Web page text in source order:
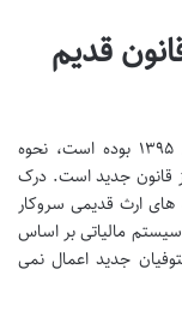
قدیم
برای متوفیانی که تاریخ فوت آن ها پیش از سال ۱۳۹۵ بوده است، نحوه
قانون جدید است. درک
های ارث قدیمی سروکار
سیستم مالیاتی بر اساس
جدید اعمال نمی